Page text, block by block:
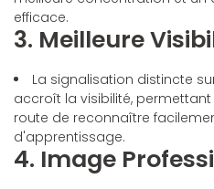
efficace.
3. Meilleure
La signalisation distincte
accroît la visibilité,
route de reconnaître
d'apprentissage.
4. Image